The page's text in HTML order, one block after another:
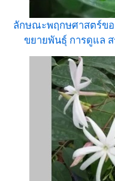
ลักษณะพฤกษศาสตร์ขอ
ขยายพันธุ์ การดูแล